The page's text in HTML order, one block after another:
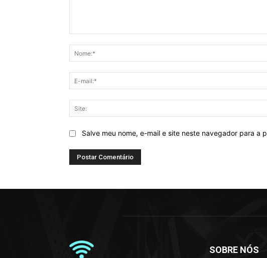
Salve meu nome, e-mail e site neste navegador para a
SOBRE NÓS